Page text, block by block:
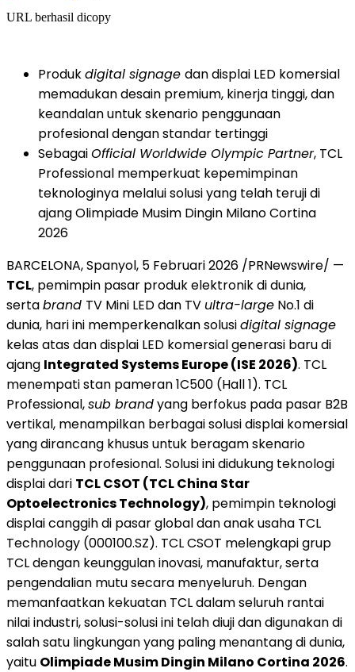
URL berhasil dicopy
Produkdigital signage dan displai LED komersial
memadukan desain premium, kinerja tinggi, dan
keandalan untuk skenario penggunaan
profesional dengan standar tertinggi
SebagaiOfficial Worldwide Olympic Partner, TCL
Professional memperkuat kepemimpinan
teknologinya melalui solusi yang telah teruji di
ajang Olimpiade Musim Dingin Milano Cortina
2026
BARCELONA, Spanyol, 5 Februari 2026 /PRNewswire/ —
TCL, pemimpin pasar produk elektronik di dunia,
sertabrand TV Mini LED dan TV ultra-large No.1 di
dunia, hari ini memperkenalkan solusidigital signage
kelas atas dan displai LED komersial generasi baru di
ajang Integrated Systems Europe (ISE 2026). TCL
menempati stan pameran 1C500 (Hall 1). TCL
Professional,sub brandyang berfokus pada pasar B2B
vertikal, menampilkan berbagai solusi displai komersial
yang dirancang khusus untuk beragam skenario
penggunaan profesional. Solusi ini didukung teknologi
displai dari TCL CSOT (TCL China Star
Optoelectronics Technology), pemimpin teknologi
displai canggih di pasar global dan anak usaha TCL
Technology (000100.SZ). TCL CSOT melengkapi grup
TCL dengan keunggulan inovasi, manufaktur, serta
pengendalian mutu secara menyeluruh. Dengan
memanfaatkan kekuatan TCL dalam seluruh rantai
nilai industri, solusi-solusi ini telah diuji dan digunakan di
salah satu lingkungan yang paling menantang di dunia,
yaitu Olimpiade Musim Dingin Milano Cortina 2026.